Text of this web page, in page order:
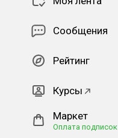
Сообщения
Рейтинг
Курсы
Маркет
Оплата подписок